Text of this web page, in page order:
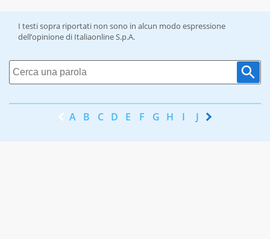
I testi sopra riportati non sono in alcun modo espressione
dell’opinione di Italiaonline S.p.A.
A B C D E F G H I J K